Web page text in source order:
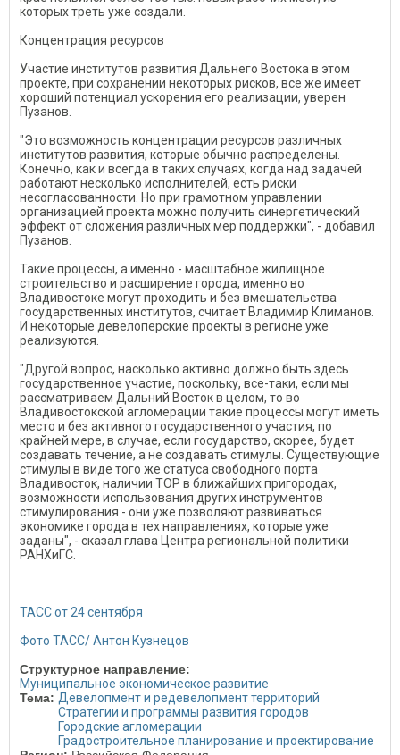
которых треть уже создали.
Концентрация ресурсов
Участие институтов развития Дальнего Востока в этом
проекте, при сохранении некоторых рисков, все же имеет
хороший потенциал ускорения его реализации, уверен
Пузанов.
"Это возможность концентрации ресурсов различных
институтов развития, которые обычно распределены.
Конечно, как и всегда в таких случаях, когда над задачей
работают несколько исполнителей, есть риски
несогласованности. Но при грамотном управлении
организацией проекта можно получить синергетический
эффект от сложения различных мер поддержки", - добавил
Пузанов.
Такие процессы, а именно - масштабное жилищное
строительство и расширение города, именно во
Владивостоке могут проходить и без вмешательства
государственных институтов, считает Владимир Климанов.
И некоторые девелоперские проекты в регионе уже
реализуются.
"Другой вопрос, насколько активно должно быть здесь
государственное участие, поскольку, все-таки, если мы
рассматриваем Дальний Восток в целом, то во
Владивостокской агломерации такие процессы могут иметь
место и без активного государственного участия, по
крайней мере, в случае, если государство, скорее, будет
создавать течение, а не создавать стимулы. Существующие
стимулы в виде того же статуса свободного порта
Владивосток, наличии ТОР в ближайших пригородах,
возможности использования других инструментов
стимулирования - они уже позволяют развиваться
экономике города в тех направлениях, которые уже
заданы", - сказал глава Центра региональной политики
РАНХиГС.
ТАСС от 24 сентября
Фото ТАСС/ Антон Кузнецов
Структурное направление:
Муниципальное экономическое развитие
Тема: Девелопмент и редевелопмент территорий
Стратегии и программы развития городов
Городские агломерации
Градостроительное планирование и проектирование